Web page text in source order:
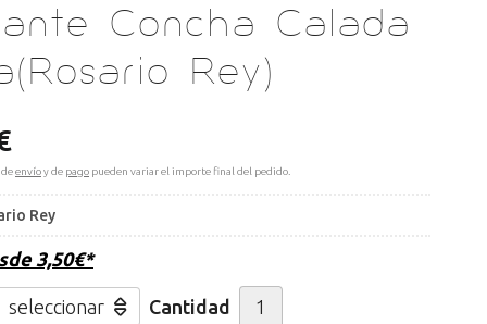
Concha Calada
(Rosario Rey)
envíoy de pago pueden variar el importe final del pedido.
Rey
3,50€*
Cantidad